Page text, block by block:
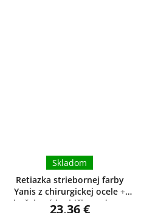
Retiazka striebornej farby
Yanis z chirurgickej ocele +
darčeková krabička zadarmo
Skladom
23,36 €